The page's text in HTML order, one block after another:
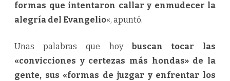
formas que intentaron callar y enmudecer la
alegría del Evangelio«, apuntó.
Unas palabras que hoy buscan tocar las
«convicciones y certezas más hondas» de la
gente, sus «formas de juzgar y enfrentar los